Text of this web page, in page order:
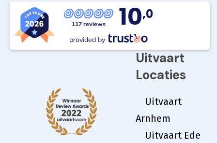
117 reviews 10,0
provided by
Uitvaart
Locaties
Uitvaart
Arnhem
Uitvaart Ede